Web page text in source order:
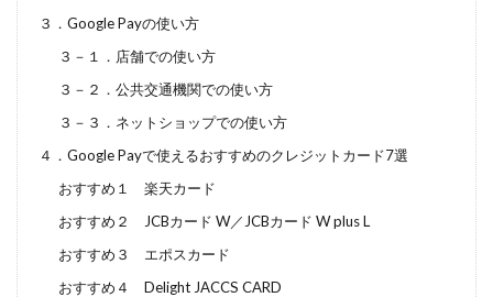
３．Google Payの使い方
３－１．店舗での使い方
３－２．公共交通機関での使い方
３－３．ネットショップでの使い方
４．Google Payで使えるおすすめのクレジットカード7選
おすすめ１ 楽天カード
おすすめ２ JCBカード W／JCBカード W plus L
おすすめ３ エポスカード
おすすめ４ Delight JACCS CARD